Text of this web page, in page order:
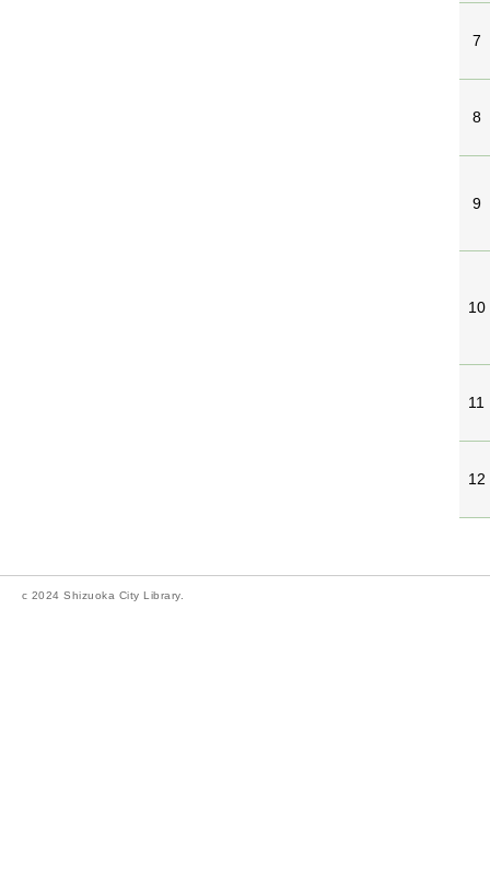
7
8
9
10
11
12
c 2024 Shizuoka City Library.